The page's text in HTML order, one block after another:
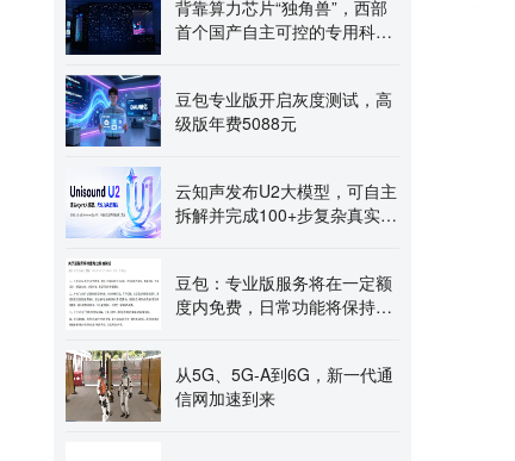
背靠算力芯片“独角兽”，西部
首个国产自主可控的专用科学
豆包专业版开启灰度测试，高
级版年费5088元
云知声发布U2大模型，可自主
拆解并完成100+步复杂真实工
豆包：专业版服务将在一定额
度内免费，日常功能将保持目
从5G、5G-A到6G，新一代通
信网加速到来